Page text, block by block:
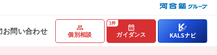
お問い合わせ 個別相談 ガイダンス
1件
KALSナビ